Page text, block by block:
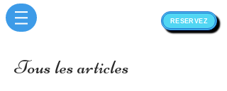
RESERVEZ
Tous les articles